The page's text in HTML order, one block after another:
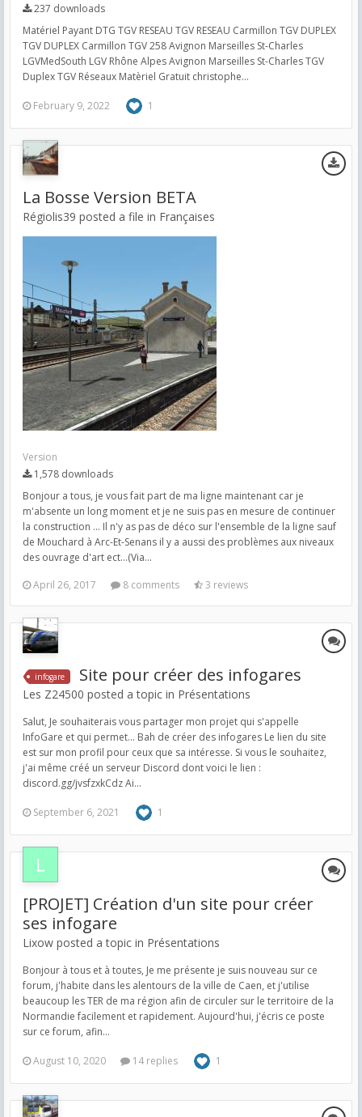
237 downloads
Matériel Payant DTG TGV RESEAU TGV RESEAU Carmillon TGV DUPLEX
TGV DUPLEX Carmillon TGV 258 Avignon Marseilles St-Charles
LGVMedSouth LGV Rhône Alpes Avignon Marseilles St-Charles TGV
Duplex TGV Réseaux Matèriel Gratuit christophe...
February 9, 2022 1
La Bosse Version BETA
Régiolis39 posted a file in Françaises
Version
1,578 downloads
Bonjour a tous, je vous fait part de ma ligne maintenant car je
m'absente un long moment et je ne suis pas en mesure de continuer
la construction ... Il n'y as pas de déco sur l'ensemble de la ligne sauf
de Mouchard à Arc-Et-Senans il y a aussi des problèmes aux niveaux
des ouvrage d'art ect...(Via...
April 26, 2017
8 comments 3 reviews
infogare Site pour créer des infogares
Les Z24500 posted a topic in Présentations
Salut, Je souhaiterais vous partager mon projet qui s'appelle
InfoGare et qui permet... Bah de créer des infogares Le lien du site
est sur mon profil pour ceux que sa intéresse. Si vous le souhaitez,
j'ai même créé un serveur Discord dont voici le lien :
discord.gg/jvsfzxkCdz Ai...
September 6, 2021 1
[PROJET] Création d'un site pour créer
ses infogare
Lixow posted a topic in Présentations
Bonjour à tous et à toutes, Je me présente je suis nouveau sur ce
forum, j'habite dans les alentours de la ville de Caen, et j'utilise
beaucoup les TER de ma région afin de circuler sur le territoire de la
Normandie facilement et rapidement. Aujourd'hui, j'écris ce poste
sur ce forum, afin...
August 10, 2020 14 replies 1